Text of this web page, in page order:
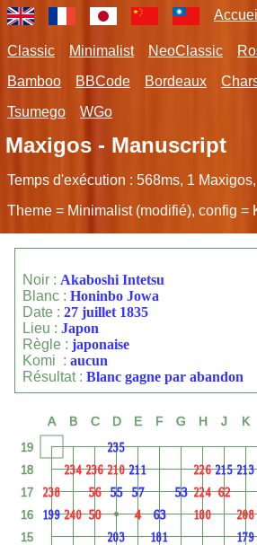
Accueil
Classic Minimalist NeoClassic
Bamboo
BBCode Bordeaux
Tsumego
WGo
Maxigos - Manuscript
Temps d'exécution : 568ms, 1
Theme = Minimalist (modifié), config =
Noir : Akaboshi Intetsu
Blanc : Honinbo Jowa
Date : 27 juillet 1835
Lieu : Japon
Règle : japonaise
Komi : aucun
Résultat : Blanc gagne par abandon
19
18
17
16
15
A B C D E F G H J K
199
235
55
203
211
57
63
181
53
215 213
179
238
234
240
236
56
50
210
4
226
224
180
62
208